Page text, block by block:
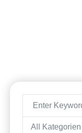
All Kategorien